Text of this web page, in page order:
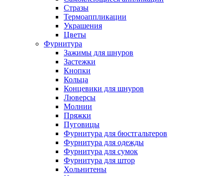
Стразы
Термоаппликации
Украшения
Цветы
Фурнитура
Зажимы для шнуров
Застежки
Кнопки
Кольца
Концевики для шнуров
Люверсы
Молнии
Пряжки
Пуговицы
Фурнитура для бюстгальтеров
Фурнитура для одежды
Фурнитура для сумок
Фурнитура для штор
Хольнитены